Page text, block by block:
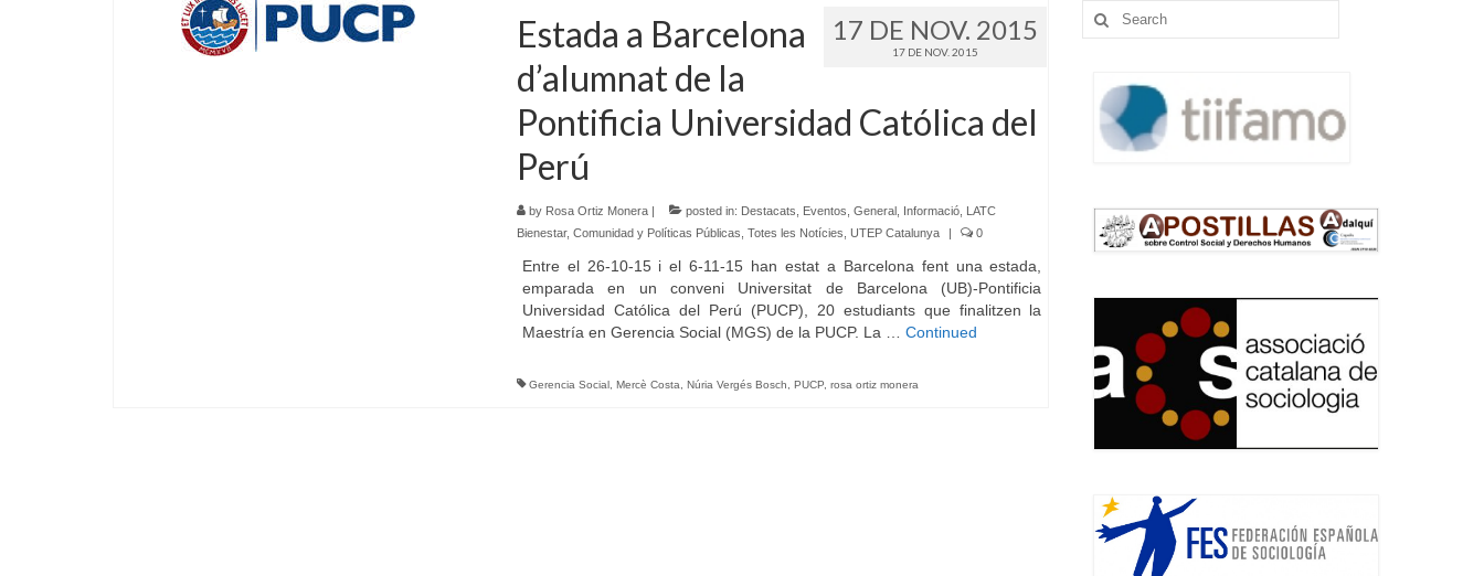
17 DE NOV. 2015
17 DE NOV. 2015
Estada a Barcelona
d’alumnat de la
Pontificia Universidad Católica del
Perú
by Rosa Ortiz Monera| posted in: Destacats Eventos General, Informació, LATC
Bienestar, Comunidad y Políticas Públicas Totes les Notícies UTEP Catalunya | 0
Entre el 26-10-15 i el 6-11-15 han estat a Barcelona fent una estada,
emparada en un conveni Universitat de Barcelona (UB)-Pontificia
Universidad Católica del Perú (PUCP), 20 estudiants que finalitzen la
Maestría en Gerencia Social (MGS) de la PUCP. La … Continued
Gerencia Social, Mercè Costa Núria Vergés Bosch PUCP, rosa ortiz monera
Search
for: